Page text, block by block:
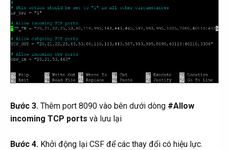
Bước 3. Thêm port 8090 vào bên dưới dòng #Allow
incoming TCP ports và lưu lại
Bước 4. Khởi động lại CSF để các thay đổi có hiệu lực.